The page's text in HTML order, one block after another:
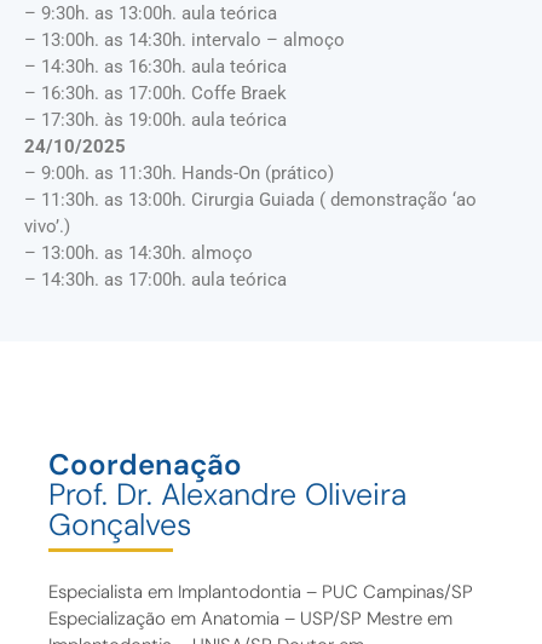
– 9:30h. as 13:00h. aula teórica
– 13:00h. as 14:30h. intervalo – almoço
– 14:30h. as 16:30h. aula teórica
– 16:30h. as 17:00h. Coffe Braek
– 17:30h. às 19:00h. aula teórica
24/10/2025
– 9:00h. as 11:30h. Hands-On (prático)
– 11:30h. as 13:00h. Cirurgia Guiada ( demonstração ‘ao
vivo’.)
– 13:00h. as 14:30h. almoço
– 14:30h. as 17:00h. aula teórica
Coordenação
Prof. Dr. Alexandre Oliveira
Gonçalves
Especialista em Implantodontia – PUC Campinas/SP
Especialização em Anatomia – USP/SP Mestre em